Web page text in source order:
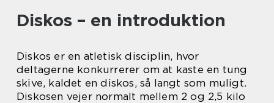
Diskos – en introduktion
Diskos er en atletisk disciplin, hvor
deltagerne konkurrerer om at kaste en tung
skive, kaldet en diskos, så langt som muligt.
Diskosen vejer normalt mellem 2 og 2,5 kilo